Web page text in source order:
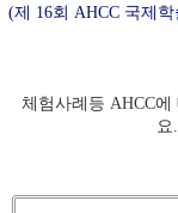
(제 16회 AHCC 국제
체험사례등 AHCC
요.